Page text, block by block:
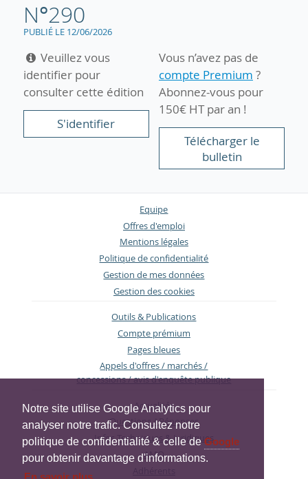
Notre site utilise Google Analytics pour
analyser notre trafic. Consultez notre
politique de confidentialité & celle de Google
pour obtenir davantage d'informations.
En savoir plus
N°290
PUBLIÉ LE 12/06/2026
Veuillez vous
identifier pour
consulter cette édition
S'identifier
Vous n’avez pas de
compte Premium ?
Abonnez-vous pour
150€ HT par an !
Télécharger le
bulletin
Equipe
Offres d'emploi
Mentions légales
Politique de confidentialité
Gestion de mes données
Gestion des cookies
Outils & Publications
Compte prémium
Pages bleues
Appels d'offres / marchés /
concessions / avis d'enquête publique
Actualités
Questions / Réponses
Infos Techniques & Juridiques
AMO